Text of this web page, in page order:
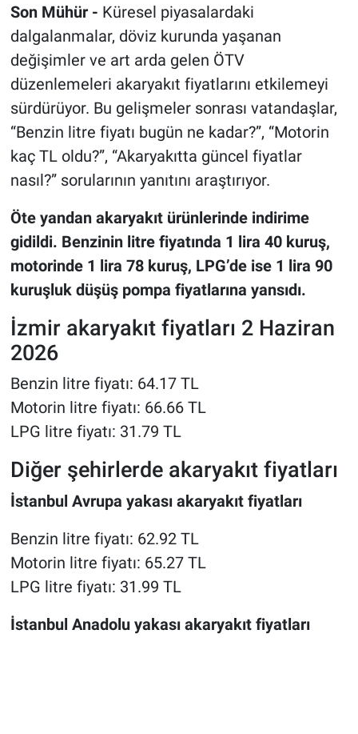
Son Mühür - Küresel piyasalardaki
dalgalanmalar, döviz kurunda yaşanan
değişimler ve art arda gelen ÖTV
düzenlemeleri akaryakıt fiyatlarını etkilemeyi
sürdürüyor. Bu gelişmeler sonrası vatandaşlar,
“Benzin litre fiyatı bugün ne kadar?”, “Motorin
kaç TL oldu?”, “Akaryakıtta güncel fiyatlar
nasıl?” sorularının yanıtını araştırıyor.
Öte yandan akaryakıt ürünlerinde indirime
gidildi. Benzinin litre fiyatında 1 lira 40 kuruş,
motorinde 1 lira 78 kuruş, LPG’de ise 1 lira 90
kuruşluk düşüş pompa fiyatlarına yansıdı.
İzmir akaryakıt fiyatları 2 Haziran
2026
Benzin litre fiyatı: 64.17 TL
Motorin litre fiyatı: 66.66 TL
LPG litre fiyatı: 31.79 TL
Diğer şehirlerde akaryakıt fiyatları
İstanbul Avrupa yakası akaryakıt fiyatları
Benzin litre fiyatı: 62.92 TL
Motorin litre fiyatı: 65.27 TL
LPG litre fiyatı: 31.99 TL
İstanbul Anadolu yakası akaryakıt fiyatları